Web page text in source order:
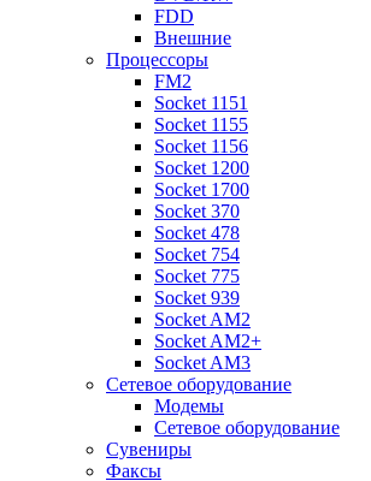
FDD
Внешние
Процессоры
FM2
Socket 1151
Socket 1155
Socket 1156
Socket 1200
Socket 1700
Socket 370
Socket 478
Socket 754
Socket 775
Socket 939
Socket AM2
Socket AM2+
Socket AM3
Сетевое оборудование
Модемы
Сетевое оборудование
Сувениры
Факсы